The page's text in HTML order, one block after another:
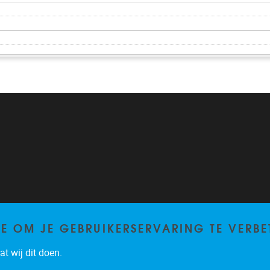
JE GEBRUIKERSERVARING TE
wij dit doen.